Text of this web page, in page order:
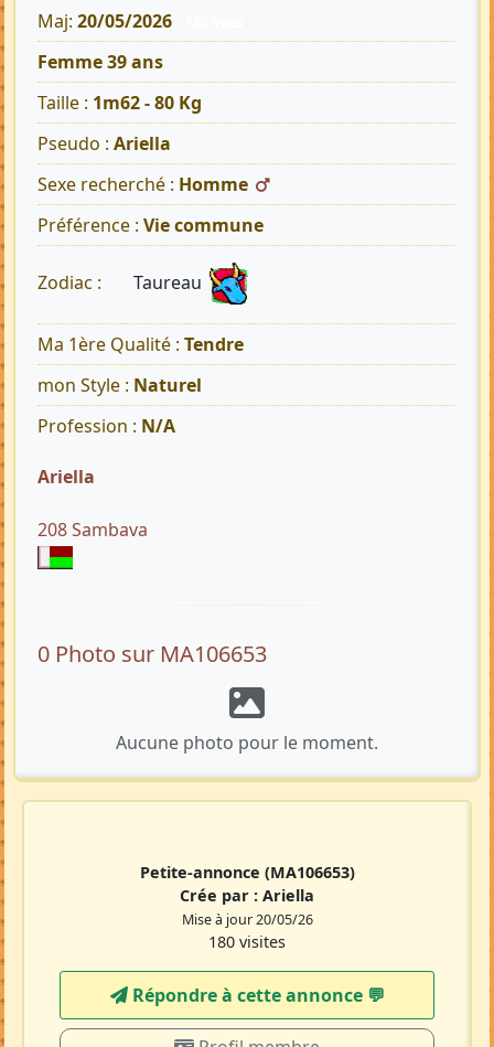
Maj: 20/05/2026
Femme 39 ans
Taille : 1m62 - 80 Kg
Pseudo : Ariella
Sexe recherché : Homme
Préférence : Vie commune
Zodiac : Taureau
Ma 1ère Qualité : Tendre
mon Style : Naturel
Profession : N/A
Ariella
208 Sambava
0 Photo sur MA106653
Aucune photo pour le moment.
Petite-annonce (MA106653)
Crée par : Ariella
Mise à jour 20/05/26
180 visites
Répondre à cette annonce 💬​